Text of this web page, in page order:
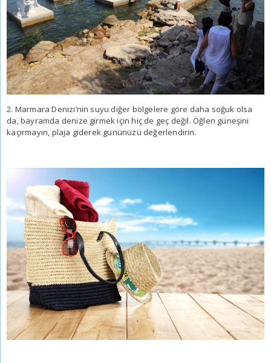
2. Marmara Denizi’nin suyu diğer bölgelere göre daha soğuk olsa
da, bayramda denize girmek için hiç de geç değil. Öğlen güneşini
kaçırmayın, plaja giderek gününüzü değerlendirin.